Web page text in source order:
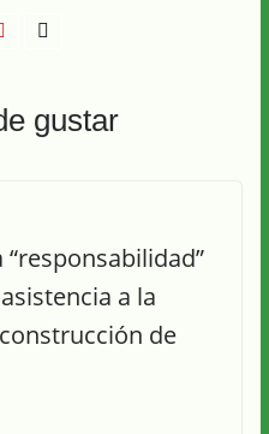
gustar
a la
de